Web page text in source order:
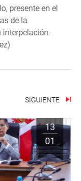
presente en el
de la
interpelación.
SIGUIENTE
13
01